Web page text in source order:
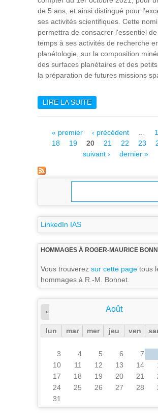
de 5 ans, et ainsi distingué pour
ses activités scientifiques. Cette
permettra de consacrer l'essentiel de
temps à ses activités de recherche
planétologie, sur la composition
des surfaces planétaires et des
la préparation de futures missions
LIRE LA SUITEDE CÉDRIC
Pages
« premier ‹ précédent …
18
19 20 21 22 23
suivant ›
dernier »
LinkedIn IAS
HOMMAGES À ROGER-MAURICE
Vous trouverez sur cette page tous
hommages à R.-M. Bonnet.
Août
«
lun mar mer jeu ven
3
4 5 6 7
10
11 12 13 14
17
18 19 20 21
24
25 26 27 28
31